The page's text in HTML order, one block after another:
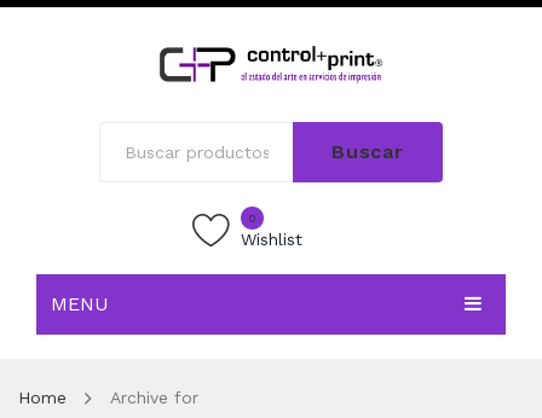
Buscar
0
Wishlist
MENU
Home Archive for